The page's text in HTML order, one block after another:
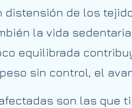
distensión de los
la vida
equilibrada
sin control, el
son las que